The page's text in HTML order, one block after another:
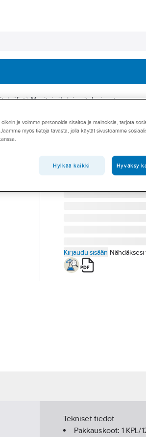
Monitoimi/-yleisvoiteluaineet
PRF
Synteettinen
ELINTARVIKERASVA
79682037
Kirjaudu sisään
Tekniset tiedot
Pakkauskoot:1 KPL/
ja voimme personoida sisältöä ja mainoksia, tarjota
myös tietoja tavasta, jolla käytät sivustoamme
Hylkää kaikki Hyväksy